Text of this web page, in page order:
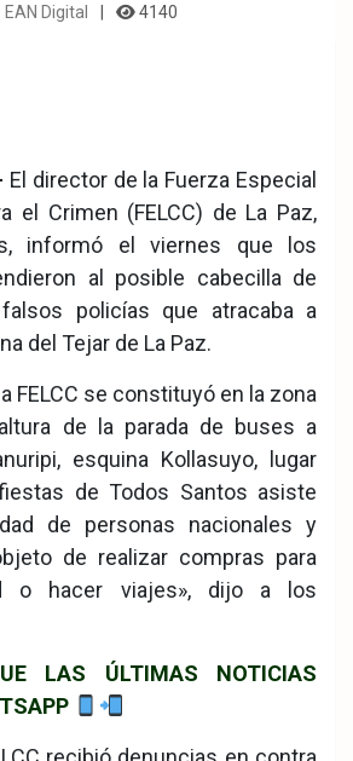
EAN Digital 4140
El director de la Fuerza Especial
el Crimen (FELCC) de La Paz,
informó el viernes que los
al posible cabecilla de
policías que atracaba a
del Tejar de La Paz.
FELCC se constituyó en la zona
de la parada de buses a
esquina Kollasuyo, lugar
de Todos Santos asiste
de personas nacionales y
de realizar compras para
o hacer viajes», dijo a los
LAS ÚLTIMAS NOTICIAS